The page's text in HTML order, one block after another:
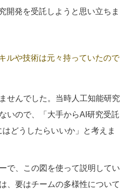
開発を受託しようと思い立ちま
ルや技術は元々持っていたので
せんでした。当時人工知能研究
いので、「大手からAI研究受託
どうしたらいいか」と考えま
で、この図を使って説明してい
、要はチームの多様性について